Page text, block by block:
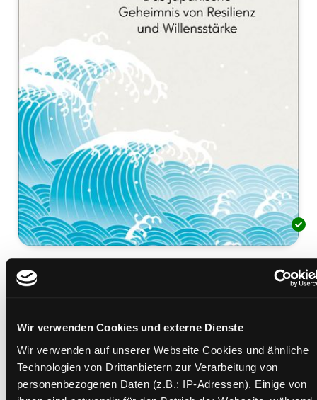
Wir verwenden Cookies und externe Dienste
Wir verwenden auf unserer Webseite Cookies und ähnliche
Technologien von Drittanbietern zur Verarbeitung von
personenbezogenen Daten (z.B.: IP-Adressen). Einige von
Ganbatte
Mediengruppe:Sachbuch
Verfasser:Suche nach diesem Verfasser
Suzuki, Nobuo (Verfasser)
Beschreibung ein-/ausblenden